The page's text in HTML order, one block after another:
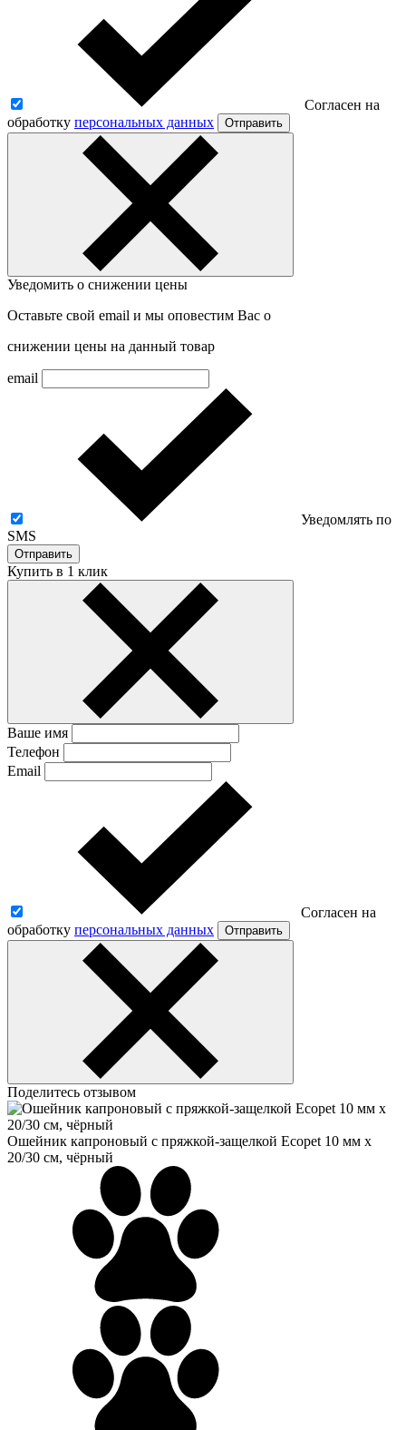
Согласен на
обработку персональных данных Отправить
Уведомить о снижении цены
Оставьте свой email и мы оповестим Вас о
снижении цены на данный товар
email
Уведомлять по
SMS
Отправить
Купить в 1 клик
Ваше имя
Телефон
Email
Согласен на
обработку персональных данных Отправить
Поделитесь отзывом
Ошейник капроновый с пряжкой-защелкой Ecopet 10 мм x
20/30 см, чёрный